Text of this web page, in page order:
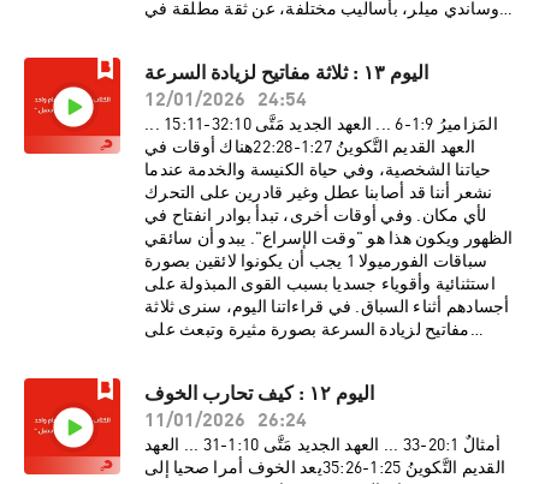
وساندي ميلر، بأساليب مختلفة، عن ثقة مطلقة في
تصرفاتك؟ هل يعني هذا أنه ليست لديك "حرية
الإرادة"؟ كما سنرى في قراءة العهد الجديد اليوم، إن
الكتاب المقدس يُعلِّم كلا الأمرين – سيادة الله التامة
في نفس الوقت مع المسؤولية الإنسانية وحرية
الإرادة.
اليوم ١٣ : ثلاثة مفاتيح لزيادة السرعة
12/01/2026
24:54
المَزاميرُ 9:‏1-‏6 ... العهد الجديد مَتَّى 10:‏32-‏11:‏15 ...
العهد القديم التَّكوينُ 27:‏1-‏28:‏22هناك أوقات في
حياتنا الشخصية، وفي حياة الكنيسة والخدمة عندما
نشعر أننا قد أصابنا عطل وغير قادرين على التحرك
لأي مكان. وفي أوقات أخرى، تبدأ بوادر انفتاح في
الظهور ويكون هذا هو "وقت الإسراع". يبدو أن سائقي
سباقات الفورميولا 1 يجب أن يكونوا لائقين بصورة
استثنائية وأقوياء جسديا بسبب القوى المبذولة على
أجسادهم أثناء السباق. في قراءاتنا اليوم، سنرى ثلاثة
مفاتيح لزيادة السرعة بصورة مثيرة وتبعث على
اليوم ١٢ : كيف تحارب الخوف
11/01/2026
26:24
أمثالٌ 1:‏20-‏33 ... العهد الجديد مَتَّى 10:‏1-‏31 ... العهد
القديم التَّكوينُ 25:‏1-‏26:‏35يعد الخوف أمرا صحيا إلى